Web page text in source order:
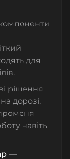
для
рішення
дорозі.
навіть
—